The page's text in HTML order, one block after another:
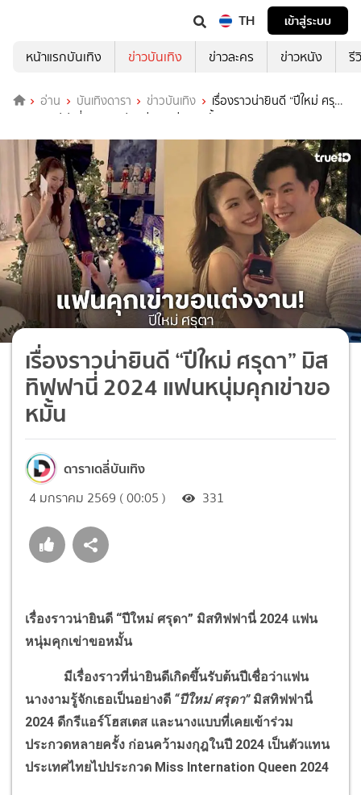
TH
เข้าสู่ระบบ
หน้าแรกบันเทิง
ข่าวบันเทิง ข่าวละคร ข่าวหนัง รี
อ่าน บันเทิงดารา ข่าวบันเทิง
เรื่องราวน่ายินดี “ปีใหม่ ศรุ
ดา” มิสทิฟฟานี่ 2024 แฟนหนุ่มคุกเข่าขอหมั้น
เรื่องราวน่ายินดี “ปีใหม่ ศรุดา” มิส
ทิฟฟานี่ 2024 แฟนหนุ่มคุกเข่าขอ
หมั้น
ดาราเดลี่บันเทิง
4 มกราคม 2569 ( 00:05 ) 331
เรื่องราวน่ายินดี “ปีใหม่ ศรุดา” มิสทิฟฟานี่ 2024 แฟน
หนุ่มคุกเข่าขอหมั้น
มีเรื่องราวที่น่ายินดีเกิดขึ้นรับต้นปีเชื่อว่าแฟน
นางงามรู้จักเธอเป็นอย่างดี “ปีใหม่ ศรุดา”มิสทิฟฟานี่
2024 ดีกรีแอร์โฮสเตส และนางแบบที่เคยเข้าร่วม
ประกวดหลายครั้ง ก่อนคว้ามงกุฎในปี 2024 เป็นตัวแทน
ประเทศไทยไปประกวด Miss Internation Queen 2024